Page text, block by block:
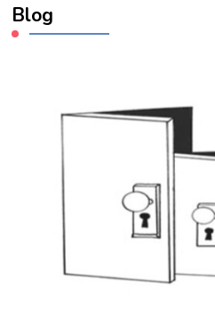
Blog